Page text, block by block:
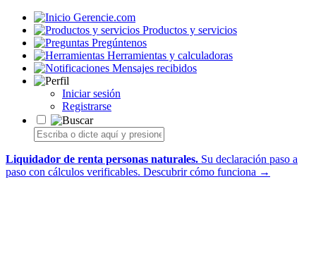
Gerencie.com
Productos y servicios
Pregúntenos
Herramientas y calculadoras
Mensajes recibidos
Iniciar sesión
Registrarse
Liquidador de renta personas naturales. Su declaración paso a
paso con cálculos verificables. Descubrir cómo funciona →